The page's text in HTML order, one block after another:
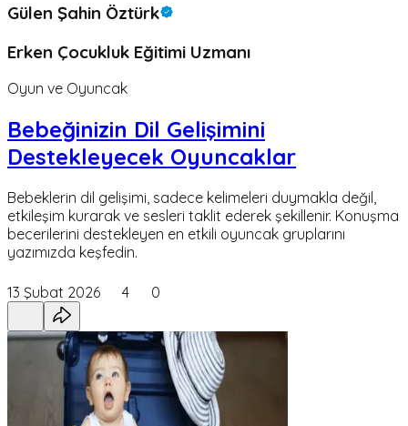
Gülen Şahin Öztürk
Erken Çocukluk Eğitimi Uzmanı
Oyun ve Oyuncak
Bebeğinizin Dil Gelişimini
Destekleyecek Oyuncaklar
Bebeklerin dil gelişimi, sadece kelimeleri duymakla değil,
etkileşim kurarak ve sesleri taklit ederek şekillenir. Konuşma
becerilerini destekleyen en etkili oyuncak gruplarını
yazımızda keşfedin.
13 Şubat 2026 4 0